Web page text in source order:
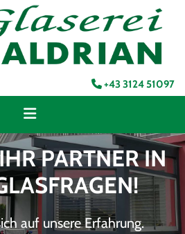
 +43 3124 51097
PARTNER IN
auf unsere Erfahrung.